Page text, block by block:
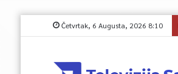
Četvrtak, 6 Augusta, 2026 8:10